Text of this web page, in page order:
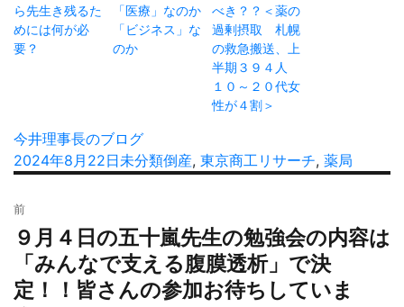
ら先生き残るた
めには何が必
要？
「医療」なのか
「ビジネス」な
のか
べき？？＜薬の
過剰摂取 札幌
の救急搬送、上
半期３９４人
１０～２０代女
性が４割＞
投
稿
今井理事長のブログ
投
日:
2024年8月22日カ
リ
ー
未分類タ
倒産, 東京商工リサーチ, 薬局
稿
ナ
ビ
ゲ
前
過
去
の
投
９月４日の五十嵐先生の勉強会の内容は
「みんなで支える腹膜透析」で決
定！！皆さんの参加お待ちしていま